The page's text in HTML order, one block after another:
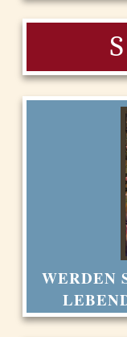
WERDEN